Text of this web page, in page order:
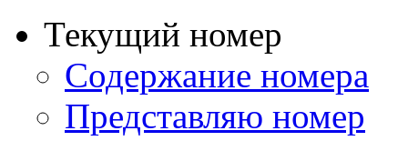
Текущий номер
Содержание номера
Представляю номер